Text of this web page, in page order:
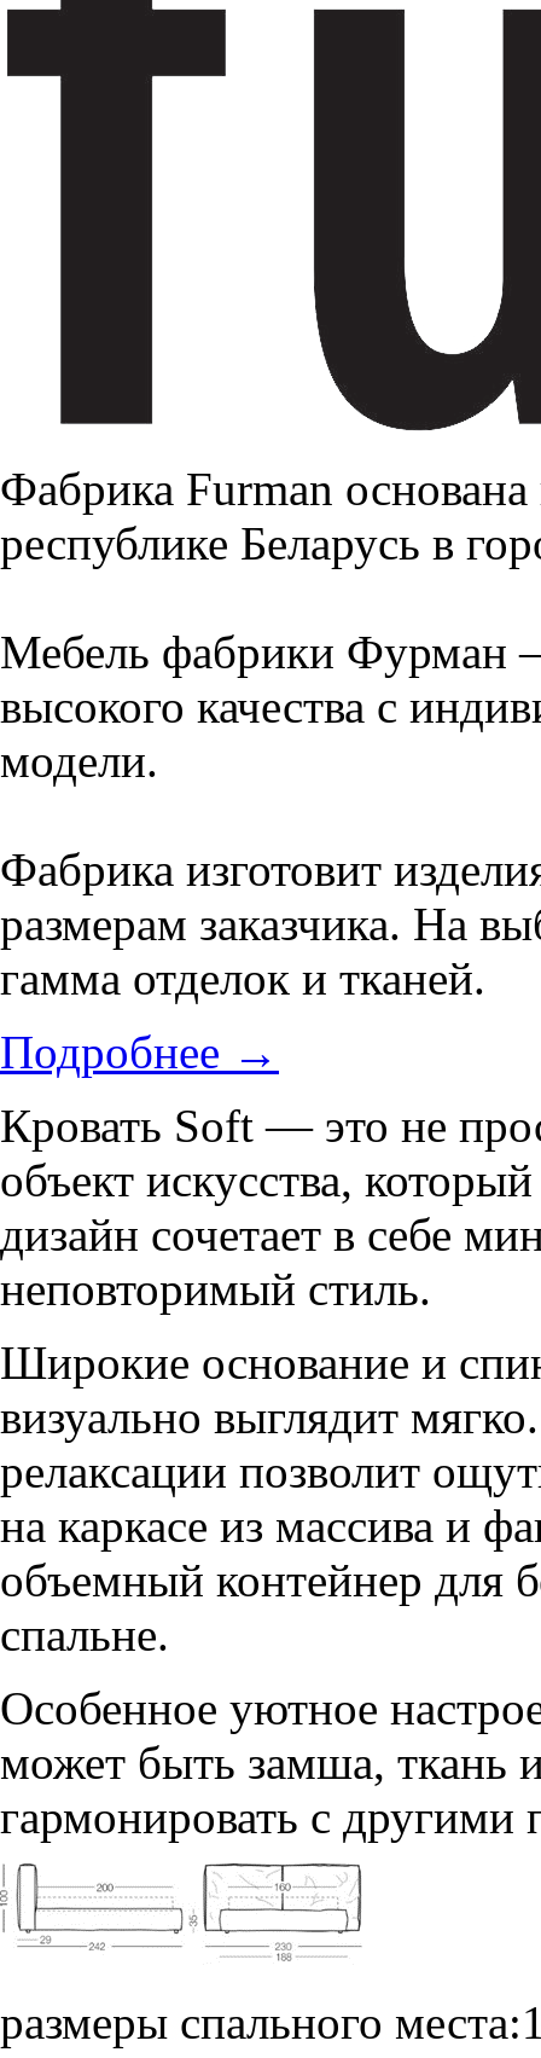
Фабрика Furman
республике Беларусь в
Мебель фабрики Фурман
высокого качества с
модели.
Фабрика изготовит
размерам заказчика. На
гамма отделок и тканей.
Подробнее →
Кровать Soft — это не
объект искусства,
дизайн сочетает в себе
неповторимый стиль.
Широкие основание и
визуально выглядит
релаксации позволит
на каркасе из массива и
объемный контейнер для
спальне.
Особенное уютное
может быть замша, ткань
гармонировать с другими
размеры спального места: